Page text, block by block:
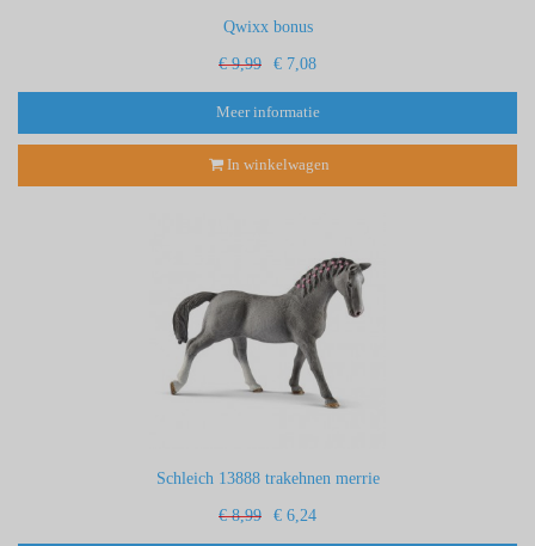
Qwixx bonus
€ 9,99 € 7,08
Meer informatie
In winkelwagen
Schleich 13888 trakehnen merrie
€ 8,99 € 6,24